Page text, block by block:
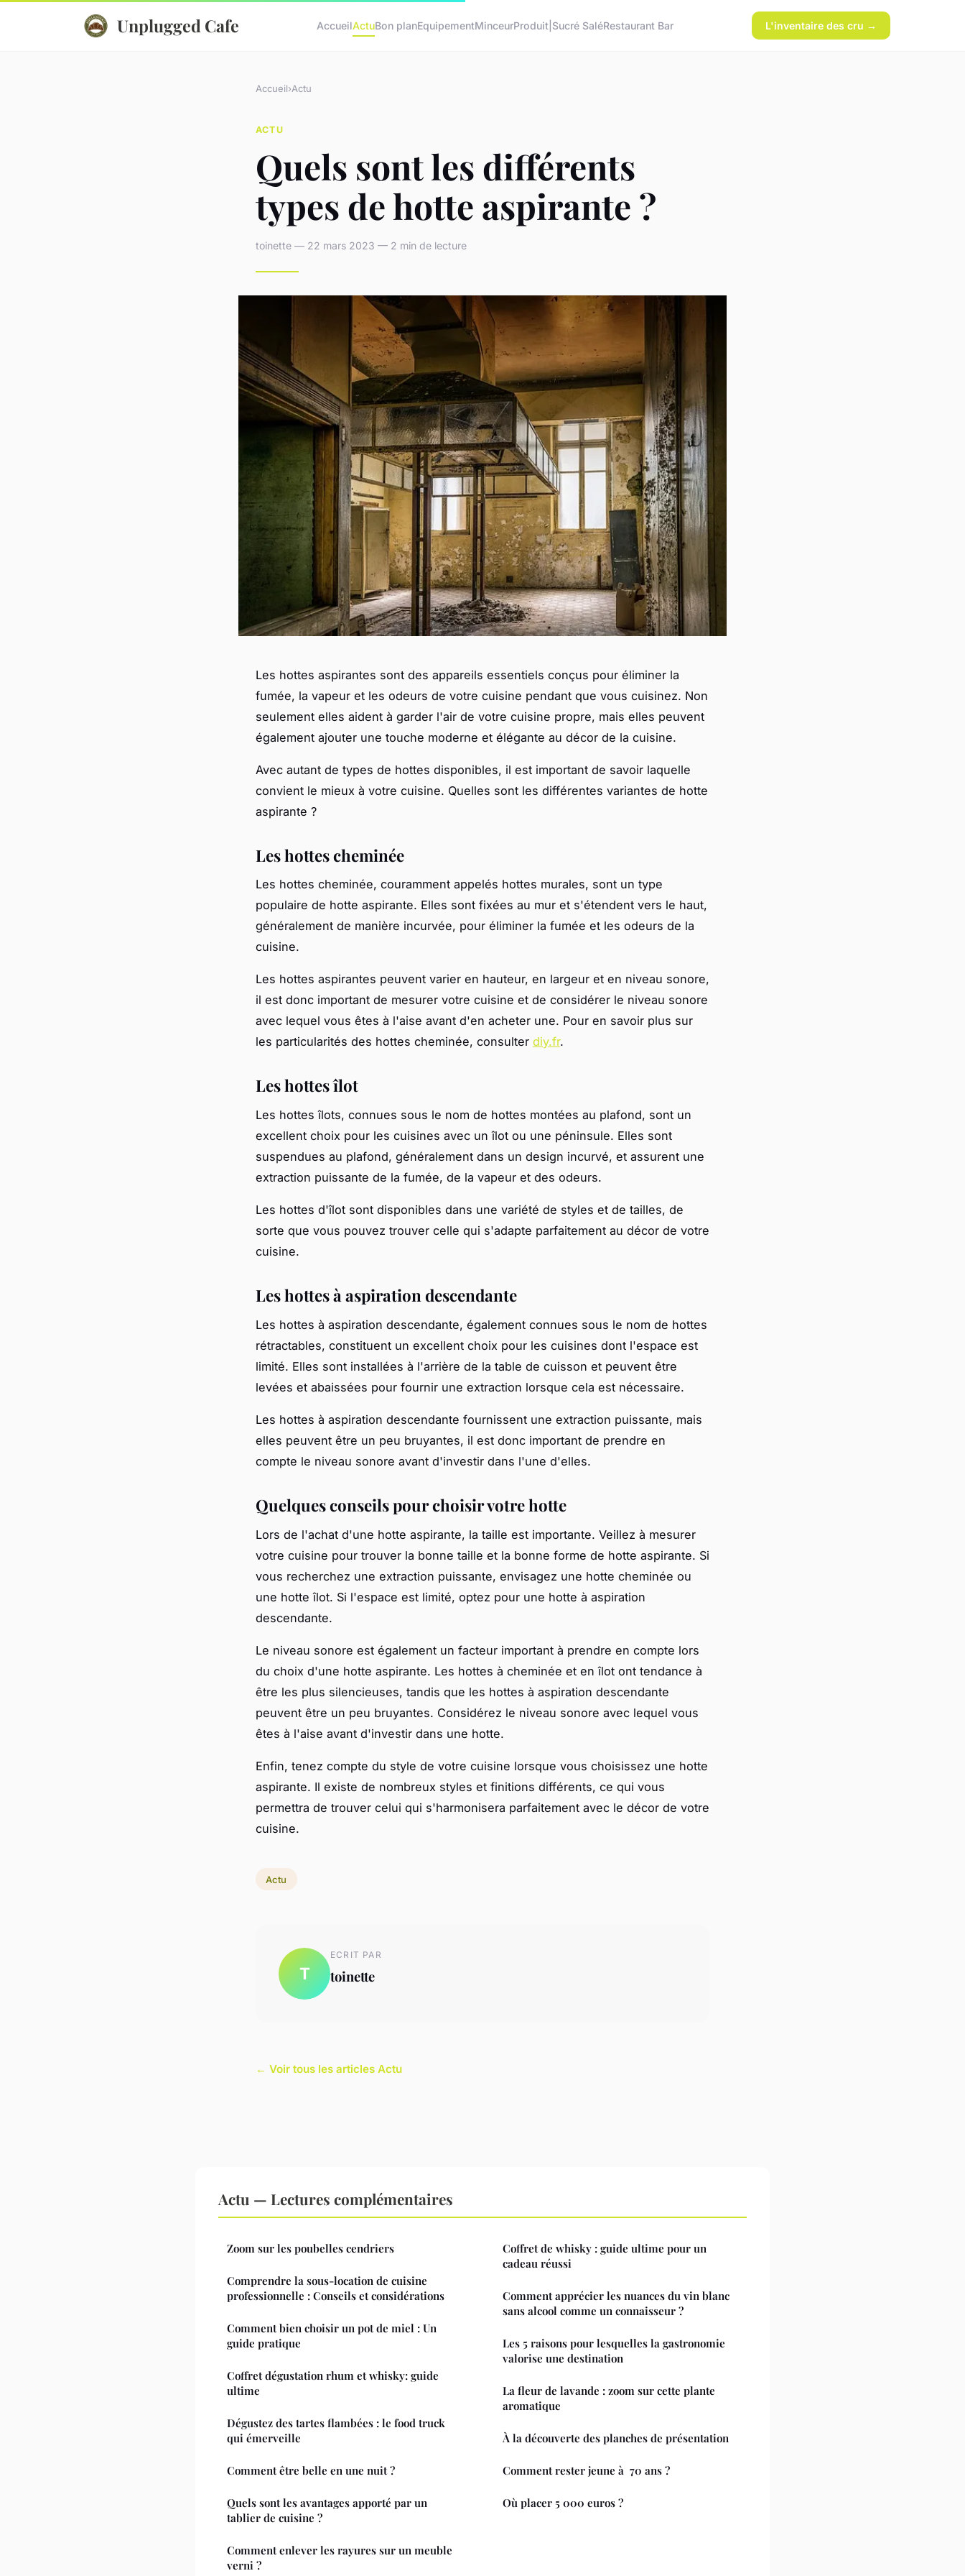
Unplugged Cafe AccueilActuBon planEquipementMinceurProduit|Sucré SaléRestaurant Bar L'inventaire des cru →
Accueil›Actu
ACTU
Quels sont les différents
types de hotte aspirante ?
toinette — 22 mars 2023 — 2 min de lecture
Les hottes aspirantes sont des appareils essentiels conçus pour éliminer la
fumée, la vapeur et les odeurs de votre cuisine pendant que vous cuisinez. Non
seulement elles aident à garder l'air de votre cuisine propre, mais elles peuvent
également ajouter une touche moderne et élégante au décor de la cuisine.
Avec autant de types de hottes disponibles, il est important de savoir laquelle
convient le mieux à votre cuisine. Quelles sont les différentes variantes de hotte
aspirante ?
Les hottes cheminée
Les hottes cheminée, couramment appelés hottes murales, sont un type
populaire de hotte aspirante. Elles sont fixées au mur et s'étendent vers le haut,
généralement de manière incurvée, pour éliminer la fumée et les odeurs de la
cuisine.
Les hottes aspirantes peuvent varier en hauteur, en largeur et en niveau sonore,
il est donc important de mesurer votre cuisine et de considérer le niveau sonore
avec lequel vous êtes à l'aise avant d'en acheter une. Pour en savoir plus sur
les particularités des hottes cheminée, consulter diy.fr.
Les hottes îlot
Les hottes îlots, connues sous le nom de hottes montées au plafond, sont un
excellent choix pour les cuisines avec un îlot ou une péninsule. Elles sont
suspendues au plafond, généralement dans un design incurvé, et assurent une
extraction puissante de la fumée, de la vapeur et des odeurs.
Les hottes d'îlot sont disponibles dans une variété de styles et de tailles, de
sorte que vous pouvez trouver celle qui s'adapte parfaitement au décor de votre
cuisine.
Les hottes à aspiration descendante
Les hottes à aspiration descendante, également connues sous le nom de hottes
rétractables, constituent un excellent choix pour les cuisines dont l'espace est
limité. Elles sont installées à l'arrière de la table de cuisson et peuvent être
levées et abaissées pour fournir une extraction lorsque cela est nécessaire.
Les hottes à aspiration descendante fournissent une extraction puissante, mais
elles peuvent être un peu bruyantes, il est donc important de prendre en
compte le niveau sonore avant d'investir dans l'une d'elles.
Quelques conseils pour choisir votre hotte
Lors de l'achat d'une hotte aspirante, la taille est importante. Veillez à mesurer
votre cuisine pour trouver la bonne taille et la bonne forme de hotte aspirante. Si
vous recherchez une extraction puissante, envisagez une hotte cheminée ou
une hotte îlot. Si l'espace est limité, optez pour une hotte à aspiration
descendante.
Le niveau sonore est également un facteur important à prendre en compte lors
du choix d'une hotte aspirante. Les hottes à cheminée et en îlot ont tendance à
être les plus silencieuses, tandis que les hottes à aspiration descendante
peuvent être un peu bruyantes. Considérez le niveau sonore avec lequel vous
êtes à l'aise avant d'investir dans une hotte.
Enfin, tenez compte du style de votre cuisine lorsque vous choisissez une hotte
aspirante. Il existe de nombreux styles et finitions différents, ce qui vous
permettra de trouver celui qui s'harmonisera parfaitement avec le décor de votre
cuisine.
Actu
T
ECRIT PAR
toinette
← Voir tous les articles Actu
Actu — Lectures complémentaires
Zoom sur les poubelles cendriers
Comprendre la sous-location de cuisine
professionnelle : Conseils et considérations
Comment bien choisir un pot de miel : Un
guide pratique
Coffret dégustation rhum et whisky: guide
ultime
Dégustez des tartes flambées : le food truck
qui émerveille
Comment être belle en une nuit ?
Quels sont les avantages apporté par un
tablier de cuisine ?
Comment enlever les rayures sur un meuble
verni ?
Coffret de whisky : guide ultime pour un
cadeau réussi
Comment apprécier les nuances du vin blanc
sans alcool comme un connaisseur ?
Les 5 raisons pour lesquelles la gastronomie
valorise une destination
La fleur de lavande : zoom sur cette plante
aromatique
À la découverte des planches de présentation
Comment rester jeune à 70 ans ?
Où placer 5 000 euros ?